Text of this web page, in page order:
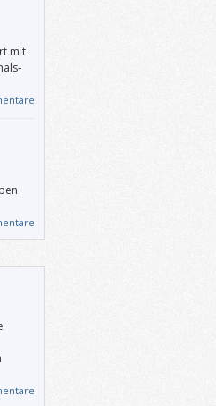
der
mit